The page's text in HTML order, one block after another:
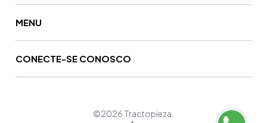
MENU
CONECTE-SE CONOSCO
©2026 Tractopieza.